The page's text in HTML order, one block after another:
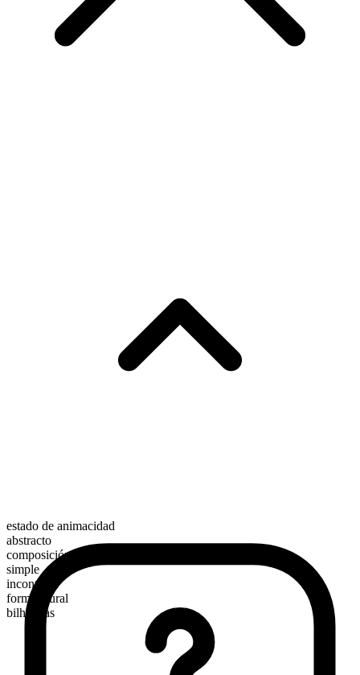
estado de animacidad
abstracto
composición morfológica
simple
incontable
forma plural
bilharzias